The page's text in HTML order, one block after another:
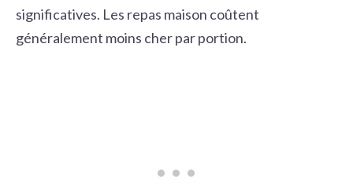
significatives. Les repas maison coûtent
généralement moins cher par portion.